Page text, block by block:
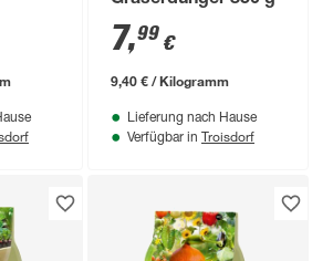
7,99 €
9,40 € / Kilogramm
Lieferung nach Hause
Verfügbar in Troisdorf